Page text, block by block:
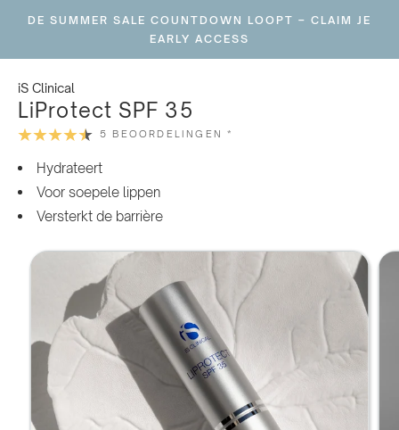
DE SUMMER SALE COUNTDOWN LOOPT – CLAIM JE
EARLY ACCESS
iS Clinical
LiProtect SPF 35
5 BEOORDELINGEN *
Hydrateert
Voor soepele lippen
Versterkt de barrière